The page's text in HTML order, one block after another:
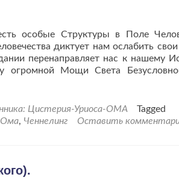
особые Структуры в Поле
диктует нам ослабить
перенаправляет нас к нашему
огромной Мощи Света
Цистерия-Уриоса-ОМА
Tagged
Ома, Ченнелинг Оставить